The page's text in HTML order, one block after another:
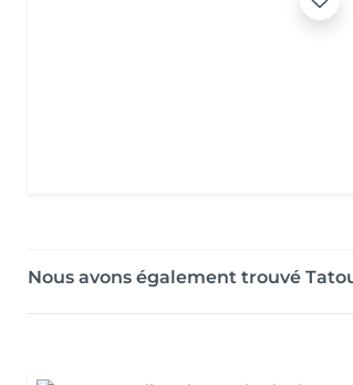
Nous avons également trouvé